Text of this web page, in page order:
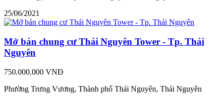
25/06/2021
Mở bán chung cư Thái Nguyên Tower - Tp. Thái
Nguyên
750.000.000 VNĐ
Phường Trưng Vương, Thành phố Thái Nguyên, Thái Nguyên